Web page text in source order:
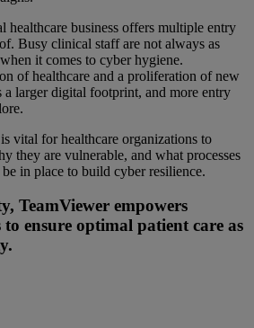
healthcare business offers multiple entry
Busy clinical staff are not always as
it comes to cyber hygiene.
of healthcare and a proliferation of new
a larger digital footprint, and more entry
vital for healthcare organizations to
they are vulnerable, and what processes
in place to build cyber resilience.
TeamViewer empowers
ensure optimal patient care as